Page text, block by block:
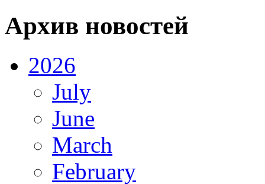
Архив новостей
2026
July
June
March
February